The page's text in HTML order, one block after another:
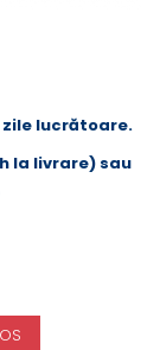
zile lucrătoare.
la livrare) sau